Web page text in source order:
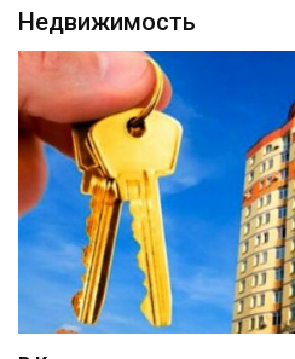
Недвижимость